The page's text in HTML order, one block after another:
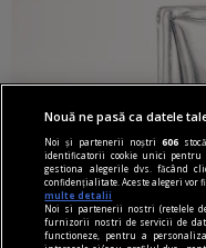
Nouă ne pasă ca datele
Noi și partenerii noștri606
identificatorii cookie unici pentru
gestiona alegerile dvs. făcând
confidențialitate. Aceste alegeri vor
multe detalii
Noi si partenerii nostri (retelele
furnizorii nostri de servicii de
functioneze, pentru a